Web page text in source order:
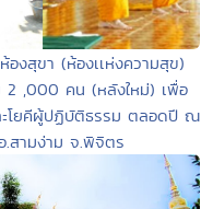
งสุขา (ห้องเเห่งความสุข)
2 ,000 คน (หลังใหม่) เพื่อ
ะโยคีผู้ปฏิบัติธรรม ตลอดปี ณ
สามง่าม จ.พิจิตร